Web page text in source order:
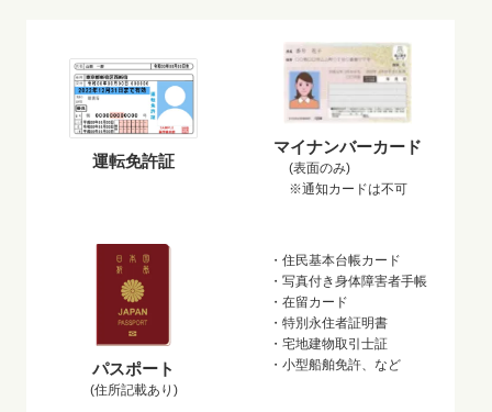
運転免許証
マイナンバーカード
(表面のみ)
※通知カードは不可
パスポート
(住所記載あり)
・住民基本台帳カード
・写真付き身体障害者手帳
・在留カード
・特別永住者証明書
・宅地建物取引士証
・小型船舶免許、など